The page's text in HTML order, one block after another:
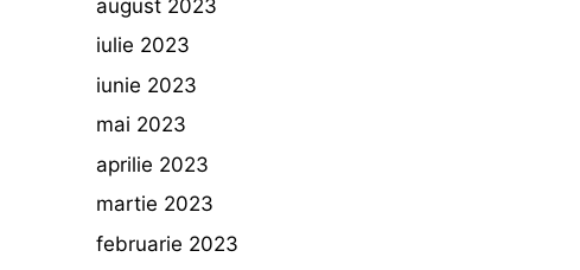
august 2023
iulie 2023
iunie 2023
mai 2023
aprilie 2023
martie 2023
februarie 2023